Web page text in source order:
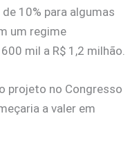
10% para algumas
um regime
mil a R$ 1,2 milhão.
projeto no Congresso
a valer em